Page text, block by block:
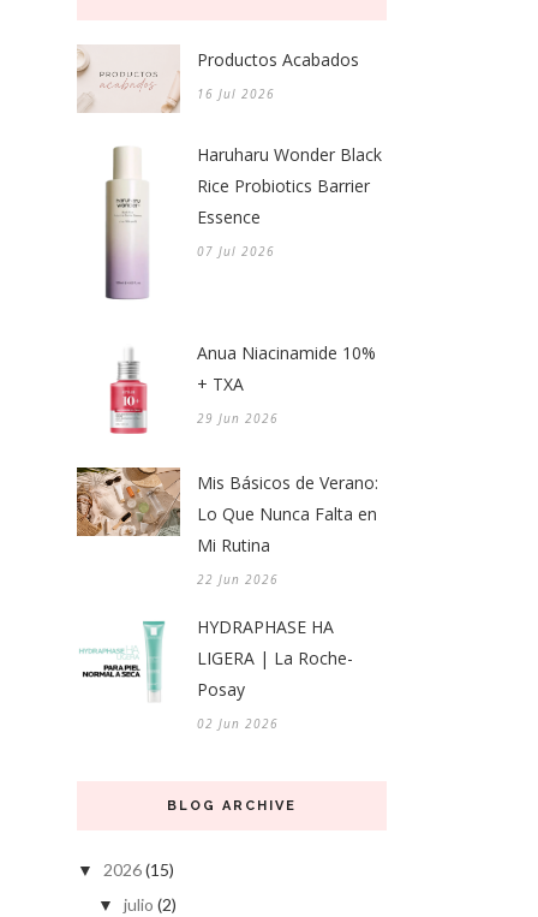
Productos Acabados
16 Jul 2026
Haruharu Wonder Black
Rice Probiotics Barrier
Essence
07 Jul 2026
Anua Niacinamide 10%
+ TXA
29 Jun 2026
Mis Básicos de Verano:
Lo Que Nunca Falta en
Mi Rutina
22 Jun 2026
HYDRAPHASE HA
LIGERA | La Roche-
Posay
02 Jun 2026
BLOG ARCHIVE
▼ 2026(15)
▼ julio (2)